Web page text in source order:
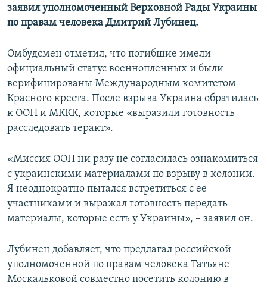
заявил уполномоченный Верховной Рады Украины
по правам человека Дмитрий Лубинец.
Омбудсмен отметил, что погибшие имели
официальный статус военнопленных и были
верифицированы Международным комитетом
Красного креста. После взрыва Украина обратилась
к ООН и МККК, которые «выразили готовность
расследовать теракт».
«Миссия ООН ни разу не согласилась ознакомиться
с украинскими материалами по взрыву в колонии.
Я неоднократно пытался встретиться с ее
участниками и выражал готовность передать
материалы, которые есть у Украины», – заявил он.
Лубинец добавляет, что предлагал российской
уполномоченной по правам человека Татьяне
Москальковой совместно посетить колонию в